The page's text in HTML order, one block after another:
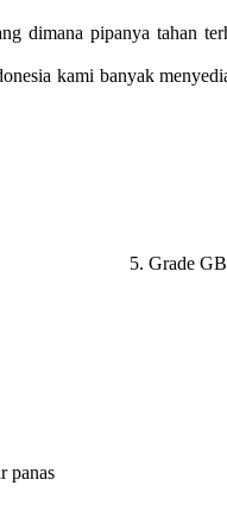
pipanya tahan
kami banyak
GB 9948:
panas